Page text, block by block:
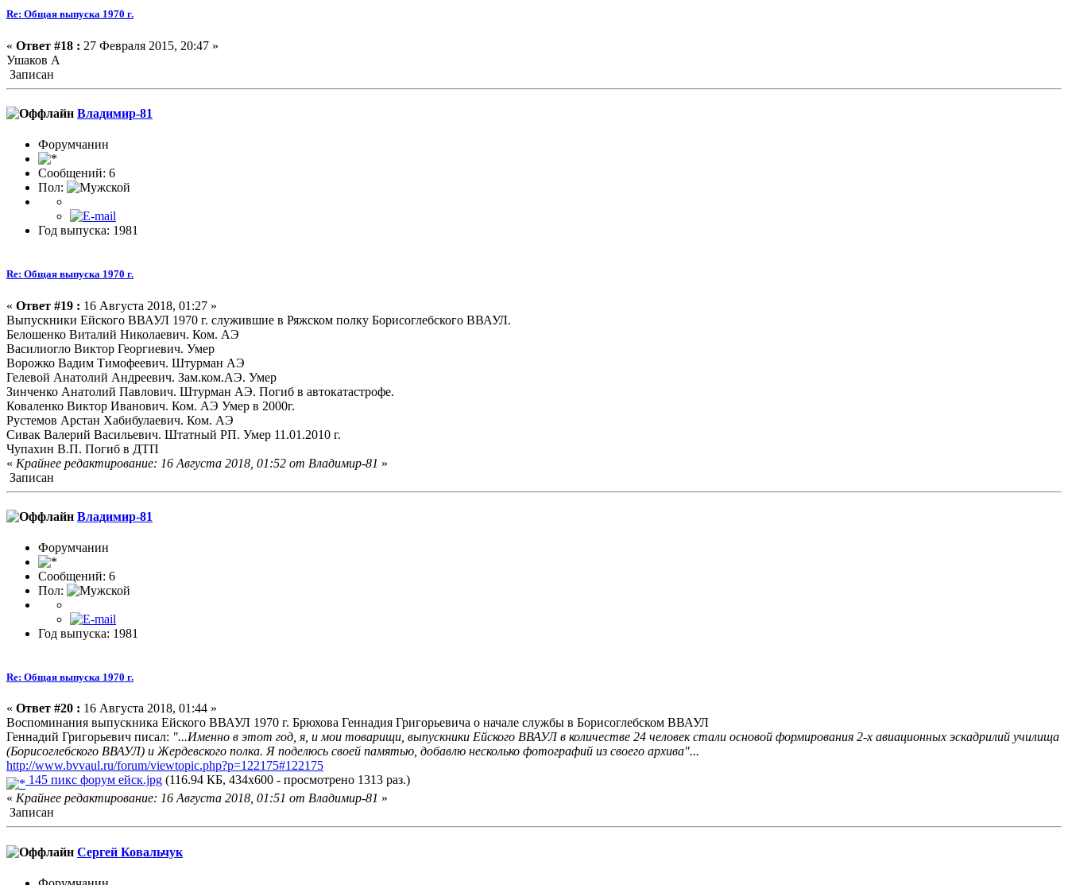
Re: Общая выпуска 1970 г.
« Ответ #18 : 27 Февраля 2015, 20:47 »
Ушаков А
Записан
Владимир-81
Форумчанин
Сообщений: 6
Пол:
Год выпуска: 1981
Re: Общая выпуска 1970 г.
« Ответ #19 : 16 Августа 2018, 01:27 »
Выпускники Ейского ВВАУЛ 1970 г. служившие в Ряжском полку Борисоглебского ВВАУЛ.
Белошенко Виталий Николаевич. Ком. АЭ
Василиогло Виктор Георгиевич. Умер
Ворожко Вадим Тимофеевич. Штурман АЭ
Гелевой Анатолий Андреевич. Зам.ком.АЭ. Умер
Зинченко Анатолий Павлович. Штурман АЭ. Погиб в автокатастрофе.
Коваленко Виктор Иванович. Ком. АЭ Умер в 2000г.
Рустемов Арстан Хабибулаевич. Ком. АЭ
Сивак Валерий Васильевич. Штатный РП. Умер 11.01.2010 г.
Чупахин В.П. Погиб в ДТП
« Крайнее редактирование: 16 Августа 2018, 01:52 от Владимир-81 »
Записан
Владимир-81
Форумчанин
Сообщений: 6
Пол:
Год выпуска: 1981
Re: Общая выпуска 1970 г.
« Ответ #20 : 16 Августа 2018, 01:44 »
Воспоминания выпускника Ейского ВВАУЛ 1970 г. Брюхова Геннадия Григорьевича о начале службы в Борисоглебском ВВАУЛ
Геннадий Григорьевич писал: "...Именно в этот год, я, и мои товарищи, выпускники Ейского ВВАУЛ в количестве 24 человек стали основой формирования 2-х авиационных эскадрилий училища
(Борисоглебского ВВАУЛ) и Жердевского полка. Я поделюсь своей памятью, добавлю несколько фотографий из своего архива"...
http://www.bvvaul.ru/forum/viewtopic.php?p=122175#122175
145 пикс форум ейск.jpg (116.94 КБ, 434x600 - просмотрено 1313 раз.)
« Крайнее редактирование: 16 Августа 2018, 01:51 от Владимир-81 »
Записан
Сергей Ковальчук